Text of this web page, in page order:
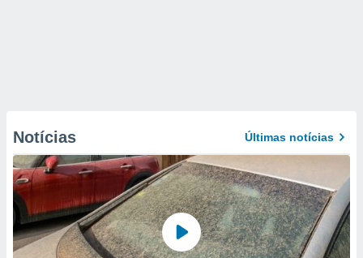
Notícias Últimas notícias